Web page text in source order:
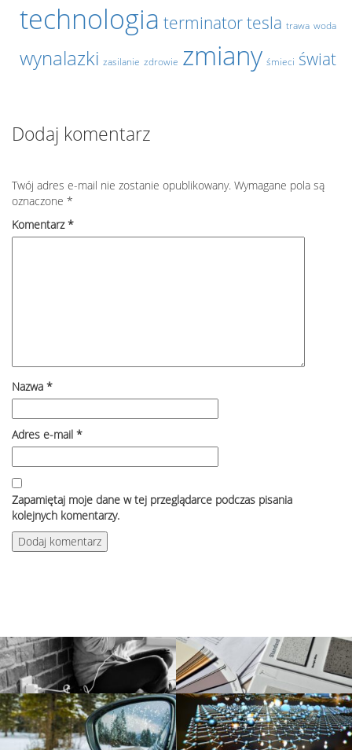
technologia terminatortesla trawa woda
wynalazki zasilanie zdrowie zmiany śmieci świat
Dodaj komentarz
Twój adres e-mail nie zostanie opublikowany. Wymagane pola są
oznaczone *
Komentarz*
Nazwa *
Adres e-mail *
Zapamiętaj moje dane w tej przeglądarce podczas pisania
kolejnych komentarzy.